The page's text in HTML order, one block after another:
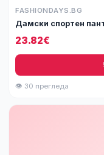
FASHIONDAYS.BG
23.82€
👁 30 прегледа